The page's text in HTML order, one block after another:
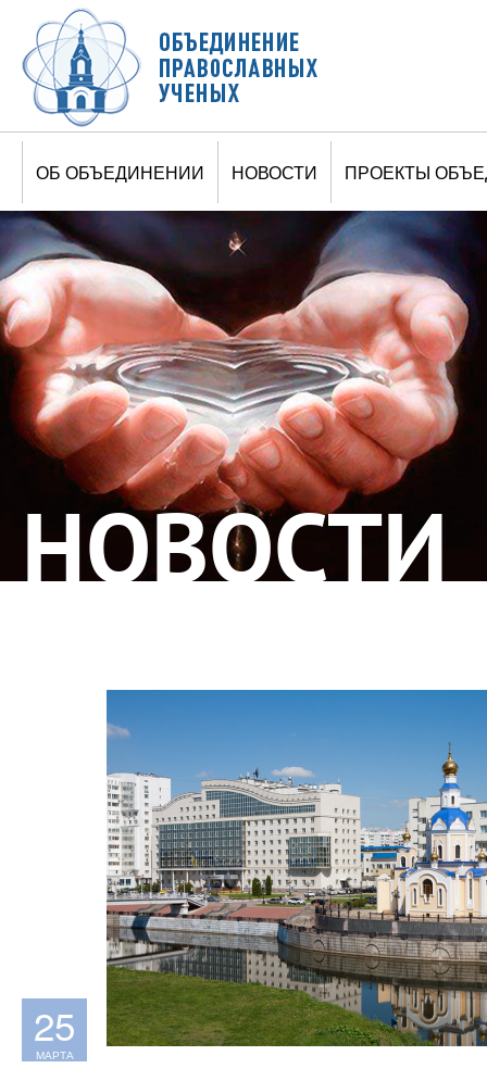
ОБ ОБЪЕДИНЕНИИ НОВОСТИ ПРОЕКТЫ
НОВОСТИ
25
МАРТА